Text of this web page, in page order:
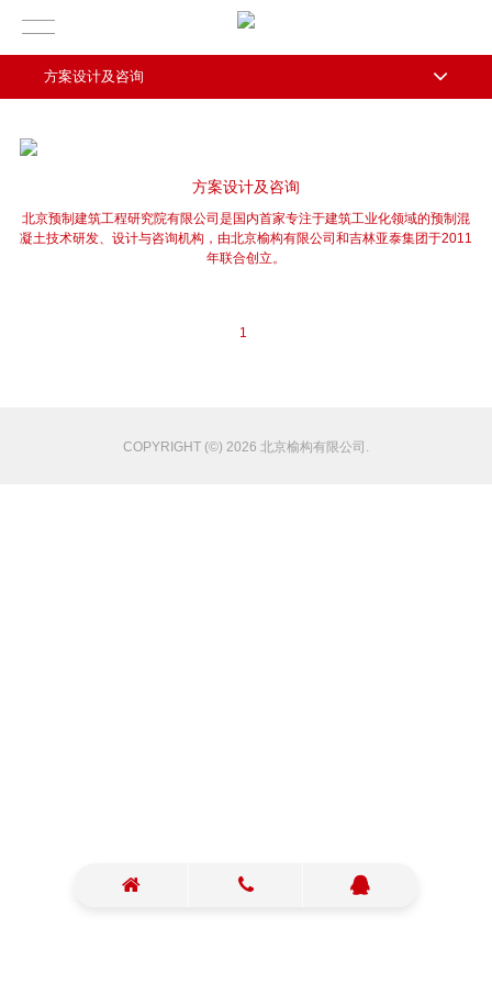
方案设计及咨询
北京预制建筑工程研究院有限公司是国内首家专注于建筑工业化领域的预制混
凝土技术研发、设计与咨询机构，由北京榆构有限公司和吉林亚泰集团于2011
年联合创立。
1
COPYRIGHT (©) 2026 北京榆构有限公司.
方案设计及咨询